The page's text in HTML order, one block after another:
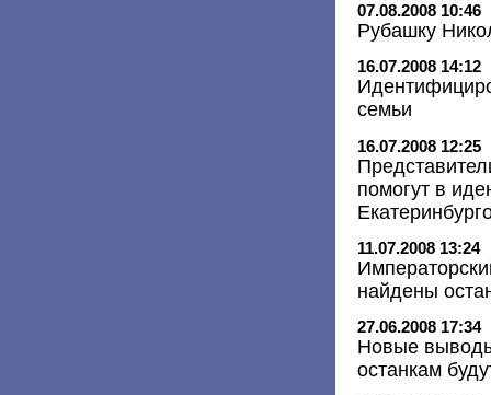
07.08.2008 10:46
Рубашку
16.07.2008 14:12
семьи
16.07.2008 12:25
помогут в
11.07.2008 13:24
найдены
27.06.2008 17:34
Новые
останкам